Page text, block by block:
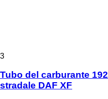
3
Tubo del carburante
stradale DAF XF